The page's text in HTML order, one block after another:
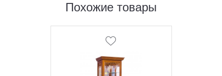
Похожие товары